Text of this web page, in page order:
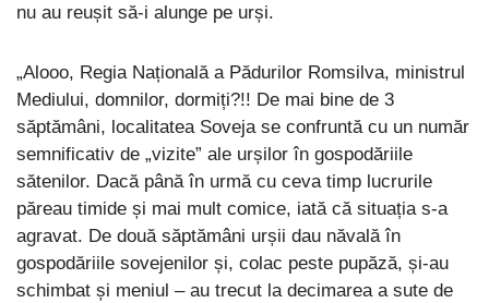
nu au reușit să-i alunge pe urși.
„Alooo, Regia Națională a Pădurilor Romsilva, ministrul
Mediului, domnilor, dormiți?!! De mai bine de 3
săptămâni, localitatea Soveja se confruntă cu un număr
semnificativ de „vizite” ale urșilor în gospodăriile
sătenilor. Dacă până în urmă cu ceva timp lucrurile
păreau timide și mai mult comice, iată că situația s-a
agravat. De două săptămâni urșii dau năvală în
gospodăriile sovejenilor și, colac peste pupăză, și-au
schimbat și meniul – au trecut la decimarea a sute de